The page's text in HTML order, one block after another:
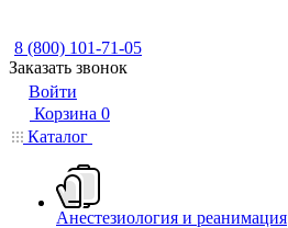
8 (800) 101-71-05
Заказать звонок
Войти
Корзина 0
Каталог
Анестезиология и реанимация